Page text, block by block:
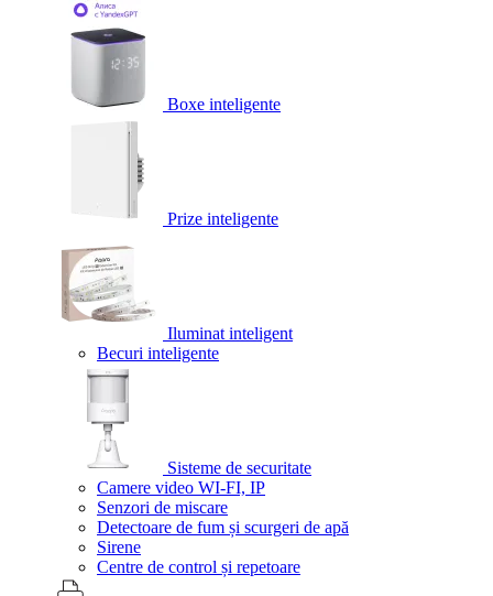
Boxe inteligente
Prize inteligente
Iluminat inteligent
Becuri inteligente
Sisteme de securitate
Camere video WI-FI, IP
Senzori de miscare
Detectoare de fum și scurgeri de apă
Sirene
Centre de control și repetoare